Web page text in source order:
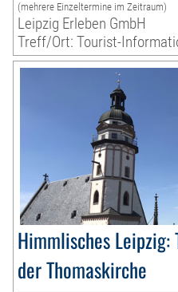
(mehrere Einzeltermine im Zeitraum)
Leipzig Erleben GmbH
Treff/Ort: Tourist-
Himmlisches
der Thomaskirche